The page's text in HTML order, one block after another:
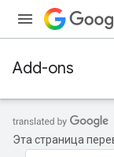
Add-ons
Эта страница